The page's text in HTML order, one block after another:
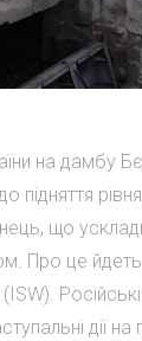
на дамбу
що
Про це
дії на